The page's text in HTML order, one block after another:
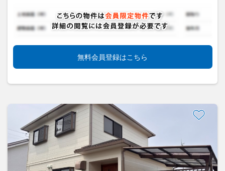
無料会員登録はこちら